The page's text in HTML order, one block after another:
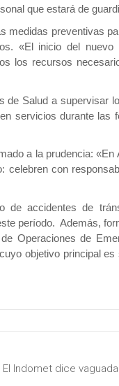
que estará de
medidas preventivas
«El inicio del
los recursos
de Salud a supervisar
servicios durante las
a la prudencia:
con
accidentes de
período. Además,
Operaciones de
objetivo principal
El Indomet dice